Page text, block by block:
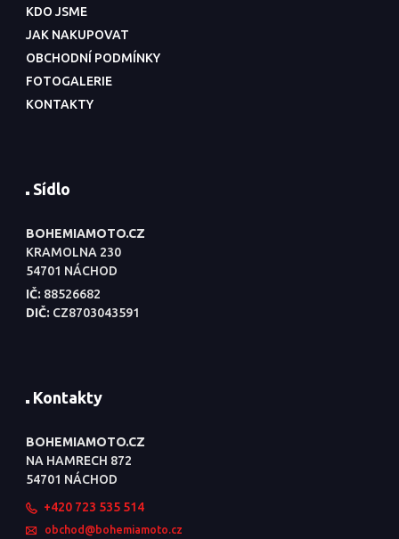
KDO JSME
JAK NAKUPOVAT
OBCHODNÍ PODMÍNKY
FOTOGALERIE
KONTAKTY
Sídlo
BOHEMIAMOTO.CZ
KRAMOLNA 230
54701 NÁCHOD
IČ: 88526682
DIČ: CZ8703043591
Kontakty
BOHEMIAMOTO.CZ
NA HAMRECH 872
54701 NÁCHOD
+420 723 535 514
obchod@bohemiamoto.cz